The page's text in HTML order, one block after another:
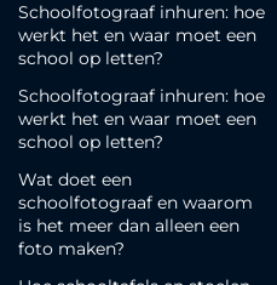
Schoolfotograaf inhuren: hoe
werkt het en waar moet een
school op letten?
Schoolfotograaf inhuren: hoe
werkt het en waar moet een
school op letten?
Wat doet een
schoolfotograaf en waarom
is het meer dan alleen een
foto maken?